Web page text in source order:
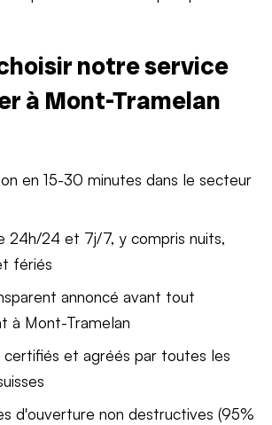
notre service
à Mont-Tramelan
en 15-30 minutes dans le secteur
24h/24 et 7j/7, y compris nuits,
fériés
annoncé avant tout
à Mont-Tramelan
certifiés et agréés par toutes les
d'ouverture non destructives (95%